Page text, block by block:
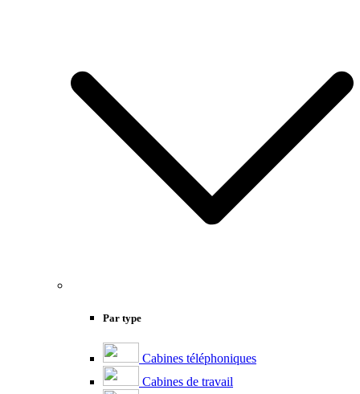
Par type
Cabines téléphoniques
Cabines de travail